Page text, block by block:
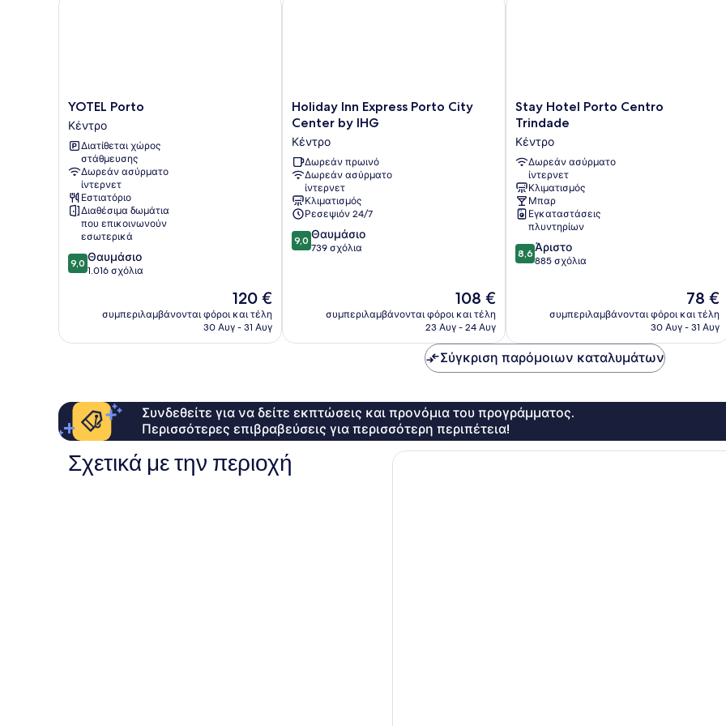
YOTEL
Porto
Κέντρο
YOTEL Porto
Κέντρο
Διατίθεται χώρος
στάθμευσης
Δωρεάν ασύρματο
ίντερνετ
Εστιατόριο
Διαθέσιμα δωμάτια
που επικοινωνούν
εσωτερικά
9.0
στα
9,0 Θαυμάσιο
1.016 σχόλια
Η
τιμή
είναι
120 €
συμπεριλαμβάνονται φόροι και τέλη
30 Αυγ - 31 Αυγ
Holiday
Inn
Express
Porto
City
Center
by
IHG
Κέντρο
Holiday Inn Express Porto City
Center by IHG
Κέντρο
Δωρεάν πρωινό
Δωρεάν ασύρματο
ίντερνετ
Κλιματισμός
Ρεσεψιόν 24/7
9.0
στα
9,0 Θαυμάσιο
739 σχόλια
Η
τιμή
είναι
108 €
συμπεριλαμβάνονται φόροι και τέλη
23 Αυγ - 24 Αυγ
Stay
Hotel
Porto
Centro
Trindade
Κέντρο
Stay Hotel Porto Centro
Trindade
Κέντρο
Δωρεάν ασύρματο
ίντερνετ
Κλιματισμός
Μπαρ
Εγκαταστάσεις
πλυντηρίων
8.6
στα
σχόλια
8,6 Άριστο
885 σχόλια
Η
τιμή
είναι
78 €
συμπεριλαμβάνονται φόροι και τέλη
30 Αυγ - 31 Αυγ
Σύγκριση παρόμοιων καταλυμάτων
Συνδεθείτε για να δείτε εκπτώσεις και προνόμια του προγράμματος.
Περισσότερες επιβραβεύσεις για περισσότερη περιπέτεια!
Σχετικά με την περιοχή